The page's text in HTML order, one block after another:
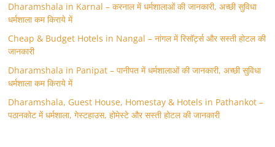
Dharamshala in Karnal – करनाल में धर्मशालाओं की जानकारी, अच्छी सुविधा
धर्मशाला कम किराये में
Cheap & Budget Hotels in Nangal – नांगल में रिसॉर्ट्स और सस्ती होटल की
जानकारी
Dharamshala in Panipat – पानीपत में धर्मशालाओं की जानकारी, अच्छी सुविधा
धर्मशाला कम किराये में
Dharamshala, Guest House, Homestay & Hotels in Pathankot –
पठानकोट में धर्मशाला, गेस्टहाउस, होमेस्टे और सस्ती होटल की जानकारी